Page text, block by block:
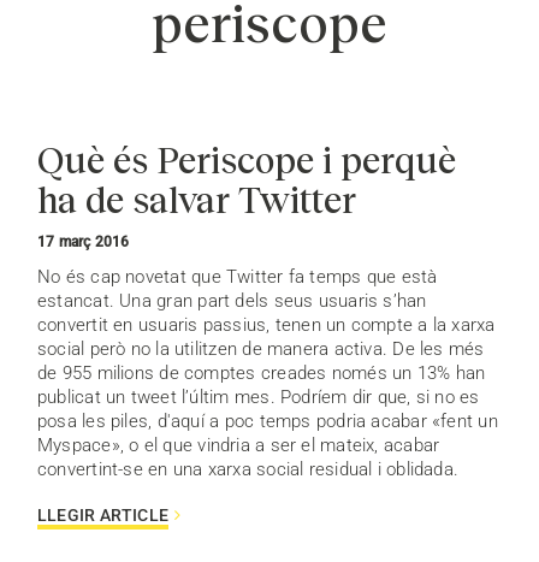
periscope
Què és Periscope i perquè
ha de salvar Twitter
17 març 2016
No és cap novetat que Twitter fa temps que està
estancat. Una gran part dels seus usuaris s’han
convertit en usuaris passius, tenen un compte a la xarxa
social però no la utilitzen de manera activa. De les més
de 955 milions de comptes creades només un 13% han
publicat un tweet l’últim mes. Podríem dir que, si no es
posa les piles, d'aquí a poc temps podria acabar «fent un
Myspace», o el que vindria a ser el mateix, acabar
convertint-se en una xarxa social residual i oblidada.
LLEGIR ARTICLE